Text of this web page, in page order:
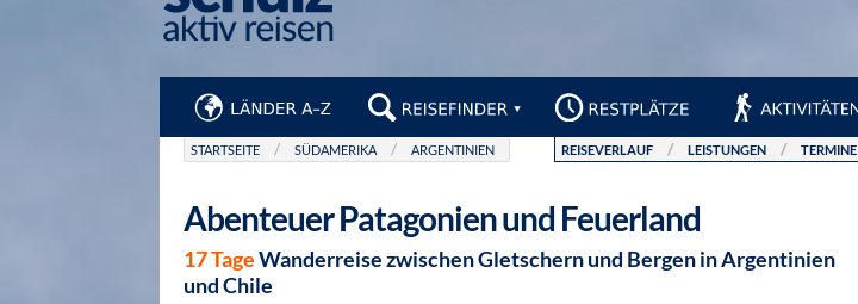
STARTSEITE SÜDAMERIKA ARGENTINIEN REISEVERLAUF LEISTUNGEN TERMINE
Abenteuer Patagonien und Feuerland
17 TageWanderreise zwischen Gletschern und Bergen in Argentinien
und Chile